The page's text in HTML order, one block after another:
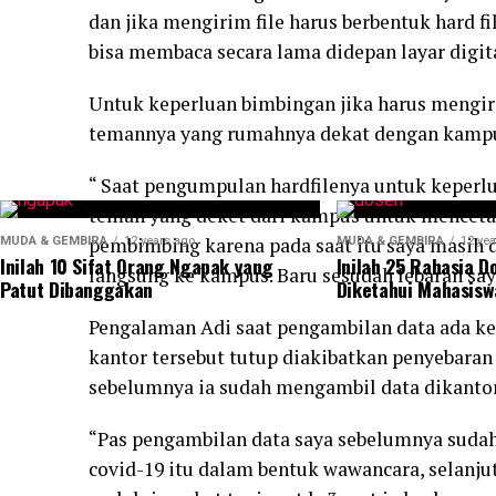
dan jika mengirim file harus berbentuk hard
bisa membaca secara lama didepan layar
Untuk keperluan bimbingan jika harus
temannya yang rumahnya dekat dengan
“ Saat pengumpulan hardfilenya untuk
teman yang deket dari kampus untuk
pembimbing karena pada saat itu saya masih
langsung ke kampus. Baru sesudah lebaran
Pengalaman Adi saat pengambilan data ada
kantor tersebut tutup diakibatkan
sebelumnya ia sudah mengambil data
“Pas pengambilan data saya sebelumnya
covid-19 itu dalam bentuk wawancara,
MUDA & GEMBIRA 12 years ago
Inilah 10 Sifat Orang Ngapak yang
Patut Dibanggakan
MUDA & GEMBIRA 12
Inilah 25 Rahasia
Diketahui